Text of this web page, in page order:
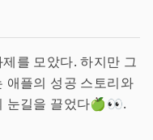
를 모았다. 하지만 그
애플의 성공 스토리와
눈길을 끌었다🍏👀.